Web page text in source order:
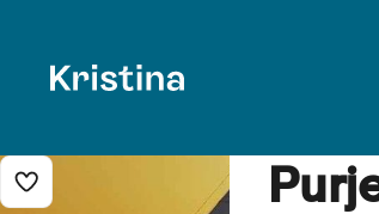
Lisää risteily suosikkeihin